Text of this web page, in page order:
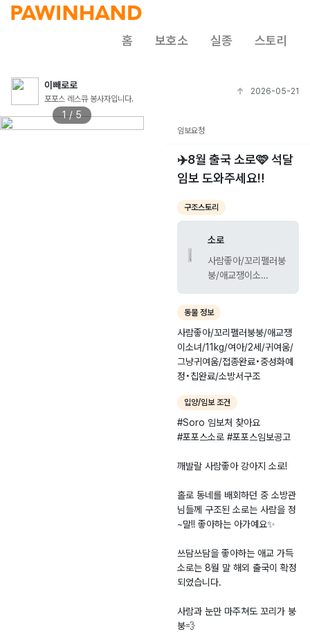
홈 보호소 실종 스토리
이빼로로
포포스 레스큐 봉사자입니다.
2026-05-21
1 / 5
임보요청
✈️8월 출국 소로🩷 석달
임보 도와주세요‼️
구조스토리
소로
사람좋아/꼬리펠러붕
붕/애교쟁이소
여움/그냥귀여움/접
종•중성화•칩완료/소
방서구조
동물 정보
사람좋아/꼬리펠러붕붕/애교쟁
이소녀/11kg/여아/2세/귀여움/
그냥귀여움/접종완료•중성화예
정•칩완료/소방서구조
입양/임보 조건
#Soro 임보처 찾아요
#포포스소로 #포포스임보공고
​깨발랄 사람좋아 강아지 소로!
홀로 동네를 배회하던 중 소방관
님들께 구조된 소로는 사람을 정
~말!! 좋아하는 아가예요✨
​쓰담쓰담을 좋아하는 애교 가득
소로는 8월 말 해외 출국이 확정
되었습니다.
사람과 눈만 마주쳐도 꼬리가 붕
붕💨